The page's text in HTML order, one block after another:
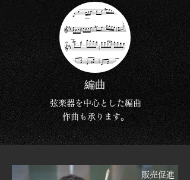
編曲
弦楽器を中心とした編曲
​作曲も承ります。
​販売促進